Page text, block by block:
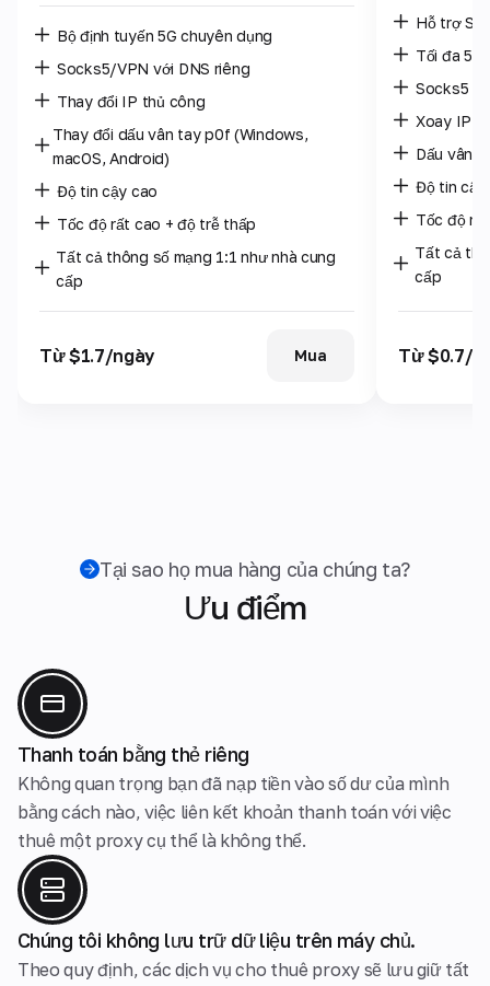
Bộ định tuyến 5G chuyên dụng
Socks5/VPN với DNS riêng
Thay đổi IP thủ công
Thay đổi dấu vân tay p0f (Windows,
macOS, Android)
Độ tin cậy cao
Tốc độ rất cao + độ trễ thấp
Tất cả thông số mạng 1:1 như nhà cung
cấp
Từ $1.7/ngày Mua
Hỗ trợ
Tối đa 5
Socks5 /
Xoay IP:
Dấu vân
Độ tin cậy
Tốc độ
Tất cả
cấp
Từ $0.7/
Tại sao họ mua hàng của chúng ta?
Ưu điểm
Thanh toán bằng thẻ riêng
Không quan trọng bạn đã nạp tiền vào số dư của mình
bằng cách nào, việc liên kết khoản thanh toán với việc
thuê một proxy cụ thể là không thể.
Chúng tôi không lưu trữ dữ liệu trên máy chủ.
Theo quy định, các dịch vụ cho thuê proxy sẽ lưu giữ tất